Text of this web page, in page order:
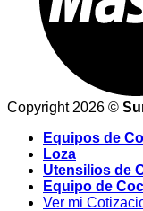
Copyright 2026 ©
Equipos de
Loza
Utensilios de
Equipo de
Ver mi